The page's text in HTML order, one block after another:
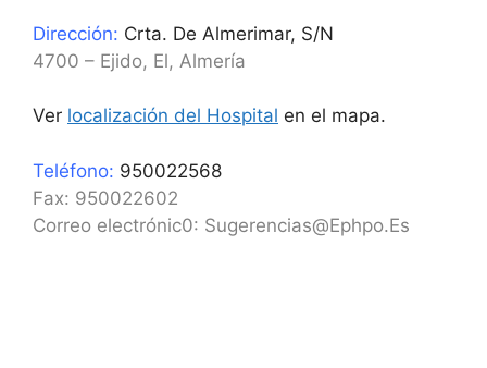
Dirección: Crta. De Almerimar, S/N
4700 – Ejido, El, Almería
Ver localización del Hospital en el mapa.
Teléfono: 950022568
Fax: 950022602
Correo electrónic0: Sugerencias@Ephpo.Es